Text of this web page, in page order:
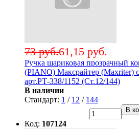
61,15 руб.
73 руб.
Ручка шариковая прозрачный
(PIANO) Максрайтер (Maxriter)
арт.РТ-338/1152 (Ст.12/144)
В наличии
Стандарт: 1 / 12 / 144
В
Код: 107124